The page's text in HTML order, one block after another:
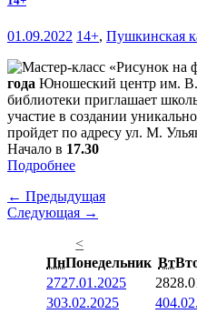
01.09.2022 14+, Пушкинская
года Юношеский центр им.
библиотеки приглашает
участие в создании
пройдет по адресу ул. М.
Начало в 17.30
Подробнее
← Предыдущая
Следующая →
<
ПнПонедельник Вт
2727.01.2025 28
303.02.2025 4